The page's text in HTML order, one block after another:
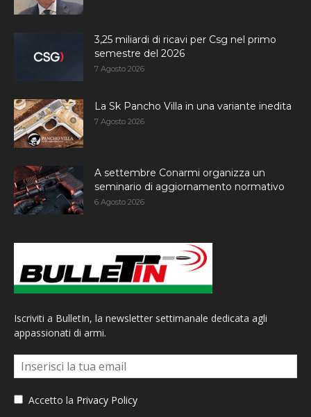
3,25 miliardi di ricavi per Csg nel primo
semestre del 2026
7 Agosto 2026
La Sk Pancho Villa in una variante inedita
7 Agosto 2026
A settembre Conarmi organizza un
seminario di aggiornamento normativo
6 Agosto 2026
Iscriviti a BulletIn, la newsletter settimanale dedicata agli
appassionati di armi.
Accetto la Privacy Policy